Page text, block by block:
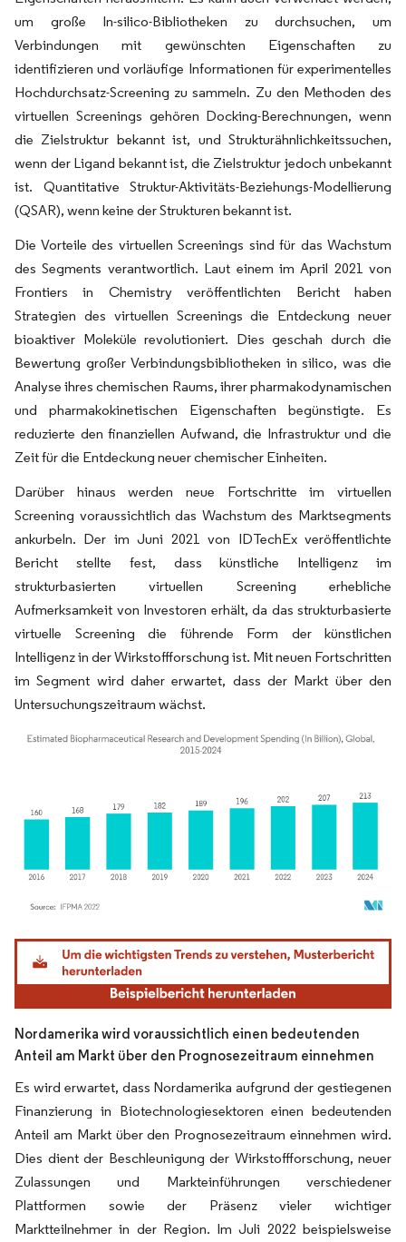
um große In-silico-Bibliotheken zu durchsuchen, um
Verbindungen mit gewünschten Eigenschaften zu
identifizieren und vorläufige Informationen für experimentelles
Hochdurchsatz-Screening zu sammeln. Zu den Methoden des
virtuellen Screenings gehören Docking-Berechnungen, wenn
die Zielstruktur bekannt ist, und Strukturähnlichkeitssuchen,
wenn der Ligand bekannt ist, die Zielstruktur jedoch unbekannt
ist. Quantitative Struktur-Aktivitäts-Beziehungs-Modellierung
(QSAR), wenn keine der Strukturen bekannt ist.
Die Vorteile des virtuellen Screenings sind für das Wachstum
des Segments verantwortlich. Laut einem im April 2021 von
Frontiers in Chemistry veröffentlichten Bericht haben
Strategien des virtuellen Screenings die Entdeckung neuer
bioaktiver Moleküle revolutioniert. Dies geschah durch die
Bewertung großer Verbindungsbibliotheken in silico, was die
Analyse ihres chemischen Raums, ihrer pharmakodynamischen
und pharmakokinetischen Eigenschaften begünstigte. Es
reduzierte den finanziellen Aufwand, die Infrastruktur und die
Zeit für die Entdeckung neuer chemischer Einheiten.
Darüber hinaus werden neue Fortschritte im virtuellen
Screening voraussichtlich das Wachstum des Marktsegments
ankurbeln. Der im Juni 2021 von IDTechEx veröffentlichte
Bericht stellte fest, dass künstliche Intelligenz im
strukturbasierten virtuellen Screening erhebliche
Aufmerksamkeit von Investoren erhält, da das strukturbasierte
virtuelle Screening die führende Form der künstlichen
Intelligenz in der Wirkstoffforschung ist. Mit neuen Fortschritten
im Segment wird daher erwartet, dass der Markt über den
Untersuchungszeitraum wächst.
Bild © Mordor Intelligence. Wiederverwendung erfordert Namensnennung gemäß
Nordamerika wird voraussichtlich einen bedeutenden
Anteil am Markt über den Prognosezeitraum einnehmen
Es wird erwartet, dass Nordamerika aufgrund der gestiegenen
Finanzierung in Biotechnologiesektoren einen bedeutenden
Anteil am Markt über den Prognosezeitraum einnehmen wird.
Dies dient der Beschleunigung der Wirkstoffforschung, neuer
Zulassungen und Markteinführungen verschiedener
Plattformen sowie der Präsenz vieler wichtiger
Marktteilnehmer in der Region. Im Juli 2022 beispielsweise